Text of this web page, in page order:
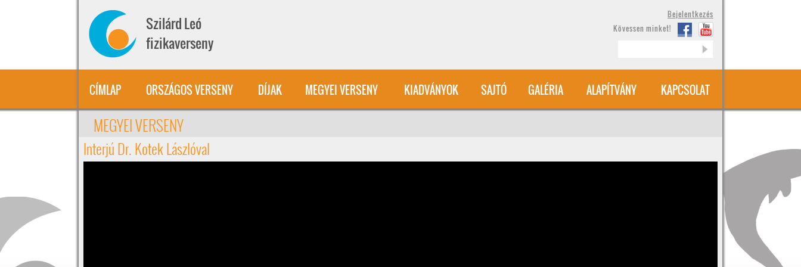
Szilárd Leó
fizikaverseny
Bejelentkezés
Kövessen minket!
CÍMLAP ORSZÁGOS VERSENY DÍJAK MEGYEI VERSENY KIADVÁNYOK SAJTÓ GALÉRIA ALAPÍTVÁNY KAPCSOLAT
MEGYEI VERSENY
Interjú Dr. Kotek Lászlóval